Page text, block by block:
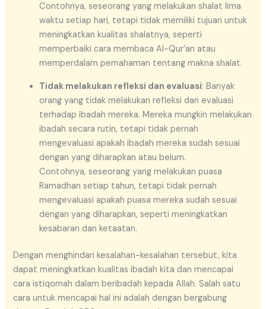
Contohnya, seseorang yang melakukan shalat lima
waktu setiap hari, tetapi tidak memiliki tujuan untuk
meningkatkan kualitas shalatnya, seperti
memperbaiki cara membaca Al-Qur’an atau
memperdalam pemahaman tentang makna shalat.
Tidak melakukan refleksi dan evaluasi: Banyak
orang yang tidak melakukan refleksi dan evaluasi
terhadap ibadah mereka. Mereka mungkin melakukan
ibadah secara rutin, tetapi tidak pernah
mengevaluasi apakah ibadah mereka sudah sesuai
dengan yang diharapkan atau belum.
Contohnya, seseorang yang melakukan puasa
Ramadhan setiap tahun, tetapi tidak pernah
mengevaluasi apakah puasa mereka sudah sesuai
dengan yang diharapkan, seperti meningkatkan
kesabaran dan ketaatan.
Dengan menghindari kesalahan-kesalahan tersebut, kita
dapat meningkatkan kualitas ibadah kita dan mencapai
cara istiqomah dalam beribadah kepada Allah. Salah satu
cara untuk mencapai hal ini adalah dengan bergabung